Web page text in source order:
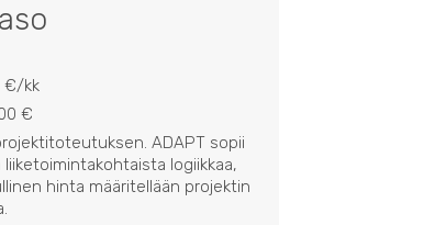
€/kk
€
ADAPT sopii
logiikkaa,
hinta määritellään projektin